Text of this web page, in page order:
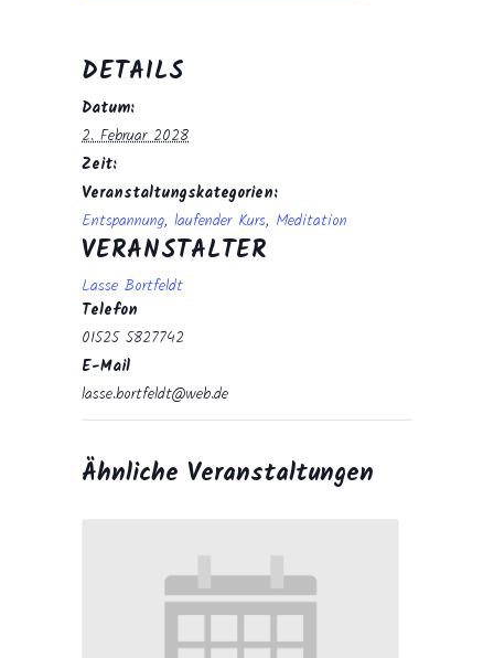
DETAILS
Datum:
2. Februar 2028
Zeit:
Veranstaltungskategorien:
Entspannung, laufender Kurs, Meditation
VERANSTALTER
Lasse Bortfeldt
Telefon
01525 5827742
E-Mail
lasse.bortfeldt@web.de
Ähnliche Veranstaltungen